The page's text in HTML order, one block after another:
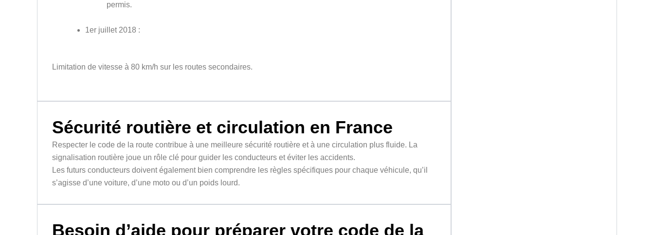
permis.
1er juillet 2018 :
Limitation de vitesse à 80 km/h sur les routes secondaires.
Sécurité routière et circulation en France
Respecter le code de la route contribue à une meilleure sécurité routière et à une circulation plus fluide. La
signalisation routière joue un rôle clé pour guider les conducteurs et éviter les accidents.
Les futurs conducteurs doivent également bien comprendre les règles spécifiques pour chaque véhicule, qu’il
s’agisse d’une voiture, d’une moto ou d’un poids lourd.
Besoin d’aide pour préparer votre code de la